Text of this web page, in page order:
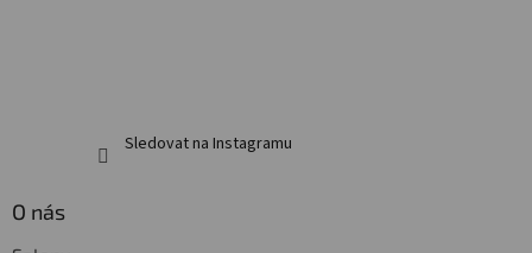
Sledovat na Instagramu
O nás